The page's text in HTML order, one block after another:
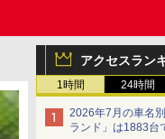
アクセスラン
1時間 24時間
2026年7月の車名
ランド」は1883台